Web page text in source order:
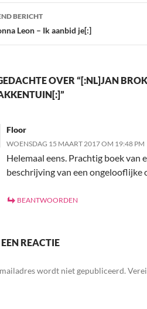
BERICHT
Leon – Ik aanbid je[:]
OVER “[:NL]JAN
Floor
WOENSDAG 15 MAART 2017 OM 19:48 PM
Helemaal eens. Prachtig boek van
beschrijving van een ongelooflijke
BEANTWOORDEN
EEN REACTIE
wordt niet gepubliceerd.